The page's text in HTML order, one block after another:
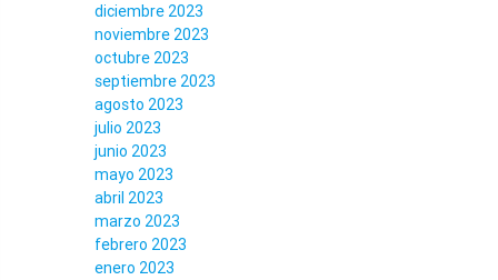
diciembre 2023
noviembre 2023
octubre 2023
septiembre 2023
agosto 2023
julio 2023
junio 2023
mayo 2023
abril 2023
marzo 2023
febrero 2023
enero 2023